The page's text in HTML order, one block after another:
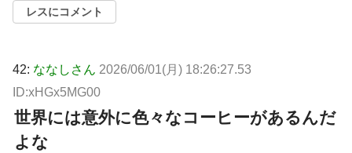
レスにコメント
42: ななしさん 2026/06/01(月) 18:26:27.53
ID:xHGx5MG00
世界には意外に色々なコーヒーがあるんだ
よな